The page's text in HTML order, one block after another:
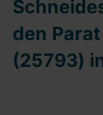
den
(25793)